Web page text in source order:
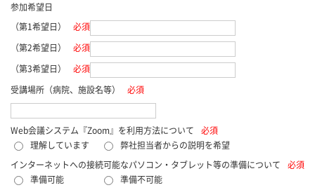
参加希望日
（第1希望日）
必須
（第2希望日）
必須
（第3希望日）
必須
受講場所（病院、施設名等）
必須
Web会議システム『Zoom』を利用方法について
必須
理解しています
弊社担当者からの説明を希望
インターネットへの接続可能なパソコン・タブレット等の準備について
必須
準備可能
準備不可能